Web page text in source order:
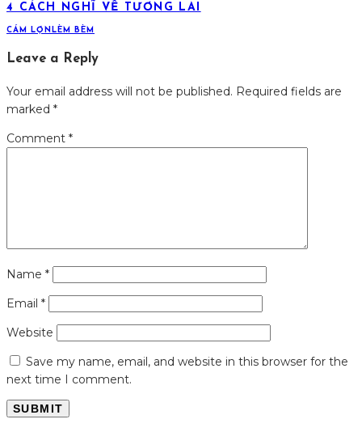
4 CÁCH NGHĨ VỀ TƯƠNG LAI
CÁM LỢN LÈM BÈM
Leave a Reply
Your email address will not be published. Required fields are
marked *
Comment *
Name *
Email *
Website
Save my name, email, and website in this browser for the
next time I comment.